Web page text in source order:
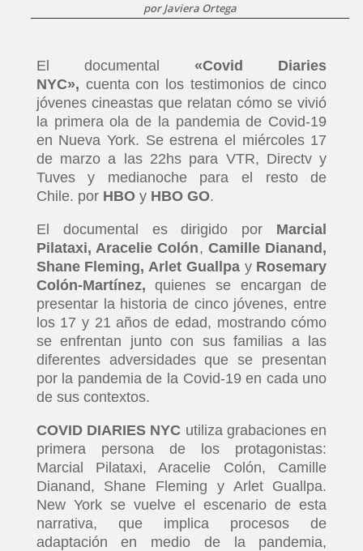
porJaviera Ortega
El documental «Covid Diaries
NYC», cuenta con los testimonios de cinco
jóvenes cineastas que relatan cómo se vivió
la primera ola de la pandemia de Covid-19
en Nueva York. Se estrena el miércoles 17
de marzo a las 22hs para VTR, Directv y
Tuves y medianoche para el resto de
Chile. por HBOy HBO GO.
El documental es dirigido por Marcial
Pilataxi, Aracelie Colón, Camille Dianand,
Shane Fleming, Arlet Guallpay Rosemary
Colón-Martínez,quienes se encargan de
presentar la historia de cinco jóvenes, entre
los 17 y 21 años de edad, mostrando cómo
se enfrentan junto con sus familias a las
diferentes adversidades que se presentan
por la pandemia de la Covid-19 en cada uno
de sus contextos.
COVID DIARIES NYC utiliza grabaciones en
primera persona de los protagonistas:
Marcial Pilataxi, Aracelie Colón, Camille
Dianand, Shane Fleming y Arlet Guallpa.
New York se vuelve el escenario de esta
narrativa, que implica procesos de
adaptación en medio de la pandemia,